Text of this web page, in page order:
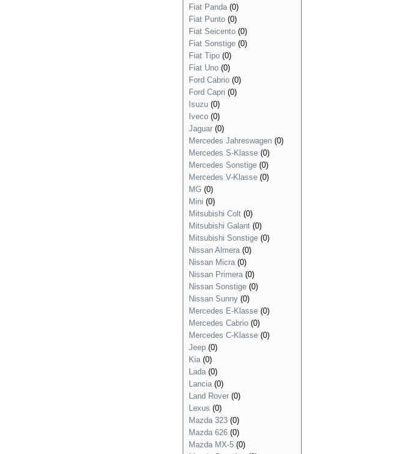
Fiat Panda (0)
Fiat Punto (0)
Fiat Seicento (0)
Fiat Sonstige (0)
Fiat Tipo (0)
Fiat Uno (0)
Ford Cabrio (0)
Ford Capri (0)
Isuzu (0)
Iveco (0)
Jaguar (0)
Mercedes Jahreswagen (0)
Mercedes S-Klasse (0)
Mercedes Sonstige (0)
Mercedes V-Klasse (0)
MG (0)
Mini (0)
Mitsubishi Colt (0)
Mitsubishi Galant (0)
Mitsubishi Sonstige (0)
Nissan Almera (0)
Nissan Micra (0)
Nissan Primera (0)
Nissan Sonstige (0)
Nissan Sunny (0)
Mercedes E-Klasse (0)
Mercedes Cabrio (0)
Mercedes C-Klasse (0)
Jeep (0)
Kia (0)
Lada (0)
Lancia (0)
Land Rover (0)
Lexus (0)
Mazda 323 (0)
Mazda 626 (0)
Mazda MX-5 (0)